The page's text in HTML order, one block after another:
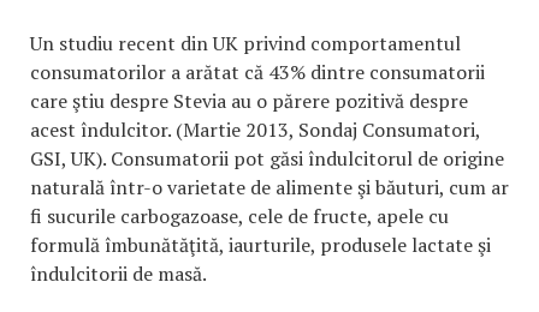
Un studiu recent din UK privind comportamentul
consumatorilor a arătat că 43% dintre consumatorii
care ştiu despre Stevia au o părere pozitivă despre
acest îndulcitor. (Martie 2013, Sondaj Consumatori,
GSI, UK). Consumatorii pot găsi îndulcitorul de origine
naturală într-o varietate de alimente şi băuturi, cum ar
fi sucurile carbogazoase, cele de fructe, apele cu
formulă îmbunătăţită, iaurturile, produsele lactate şi
îndulcitorii de masă.